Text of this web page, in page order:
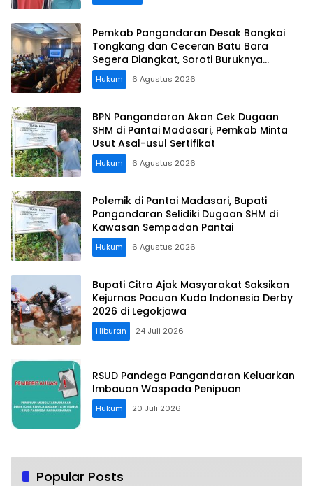
Pemkab Pangandaran Desak Bangkai
Tongkang dan Ceceran Batu Bara
Segera Diangkat, Soroti Buruknya
Koordinasi Perusahaan
Hukum 6 Agustus 2026
BPN Pangandaran Akan Cek Dugaan
SHM di Pantai Madasari, Pemkab Minta
Usut Asal-usul Sertifikat
Hukum 6 Agustus 2026
Polemik di Pantai Madasari, Bupati
Pangandaran Selidiki Dugaan SHM di
Kawasan Sempadan Pantai
Hukum 6 Agustus 2026
Bupati Citra Ajak Masyarakat Saksikan
Kejurnas Pacuan Kuda Indonesia Derby
2026 di Legokjawa
Hiburan 24 Juli 2026
RSUD Pandega Pangandaran Keluarkan
Imbauan Waspada Penipuan
Hukum 20 Juli 2026
Popular Posts